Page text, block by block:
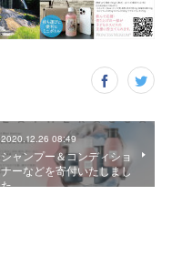
2020.12.26 08:49
シャンプー＆コンディショ
ナーなどを寄付いたしまし
た